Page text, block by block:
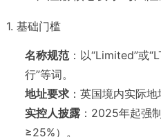
1. 基础门槛
名称规范：以“Limited”或
行”等词。
地址要求 ：英国境内实际
实控人披露 ：2025年起强
≥25%）。